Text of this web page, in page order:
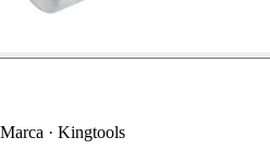
Marca · Kingtools